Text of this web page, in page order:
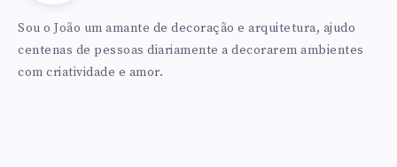
Futuros
Sou o João um amante de decoração e arquitetura, ajudo
centenas de pessoas diariamente a decorarem ambientes
com criatividade e amor.